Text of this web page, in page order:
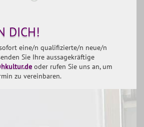
DICH!
eine/n qualifizierte/n neue/n
Sie Ihre aussagekräftige
oder rufen Sie uns an, um
zu vereinbaren.